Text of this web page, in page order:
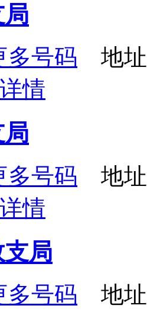
局
多号码 地址
详情
多号码 地址
详情
局
多号码 地址